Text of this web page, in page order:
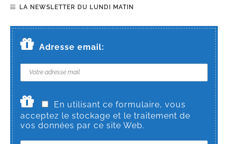
LA NEWSLETTER DU LUNDI MATIN
Adresse email:
En utilisant ce formulaire, vous
acceptez le stockage et le traitement de
vos données par ce site Web.